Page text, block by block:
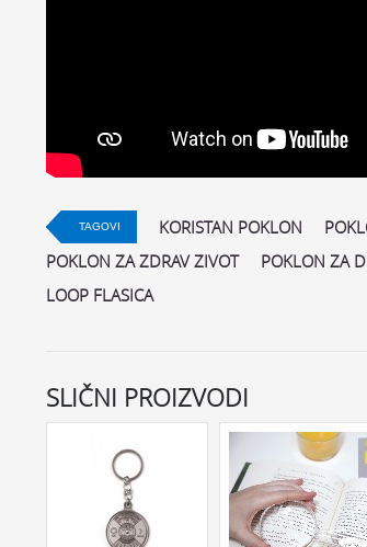
TAGOVI KORISTAN POKLON
POKLON ZA ZDRAV ZIVOT
POKLON ZA
LOOP FLASICA
SLIČNI PROIZVODI